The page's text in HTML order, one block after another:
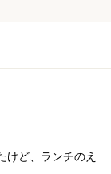
けど、ランチのえ